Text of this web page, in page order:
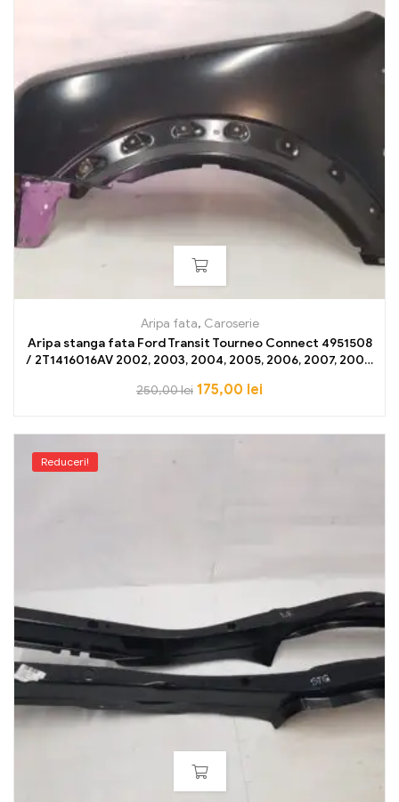
Aripa fata, Caroserie
Aripa stanga fata Ford Transit Tourneo Connect 4951508
/ 2T1416016AV 2002, 2003, 2004, 2005, 2006, 2007, 2008,
250,00lei 175,00 lei
Reduceri!